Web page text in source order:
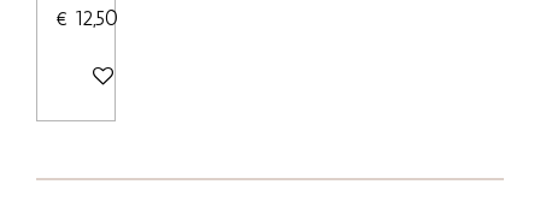
€ 12,50
Bekijk details